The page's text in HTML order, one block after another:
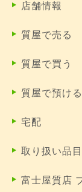
店舗情報
質屋で売る
質屋で買う
質屋で預ける
宅配
取り扱い品目
富士屋質店